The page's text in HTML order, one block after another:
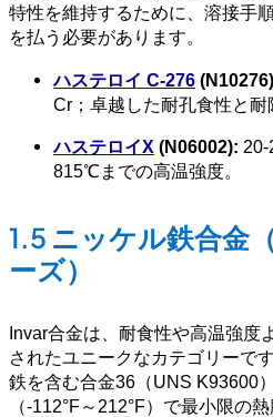
特性を維持するために、溶接手
を払う必要があります。
ハステロイ C-276
Cr；卓越した耐孔食性と耐
ハステロイX (N06002): 20-
815℃までの高温強度。
1.5 ニッケル鉄合金
ーズ）
Invar合金は、耐食性や高温強度
されたユニークなカテゴリーで
鉄を含む合金36（UNS K93600
（-112°F～212°F）で最小限の